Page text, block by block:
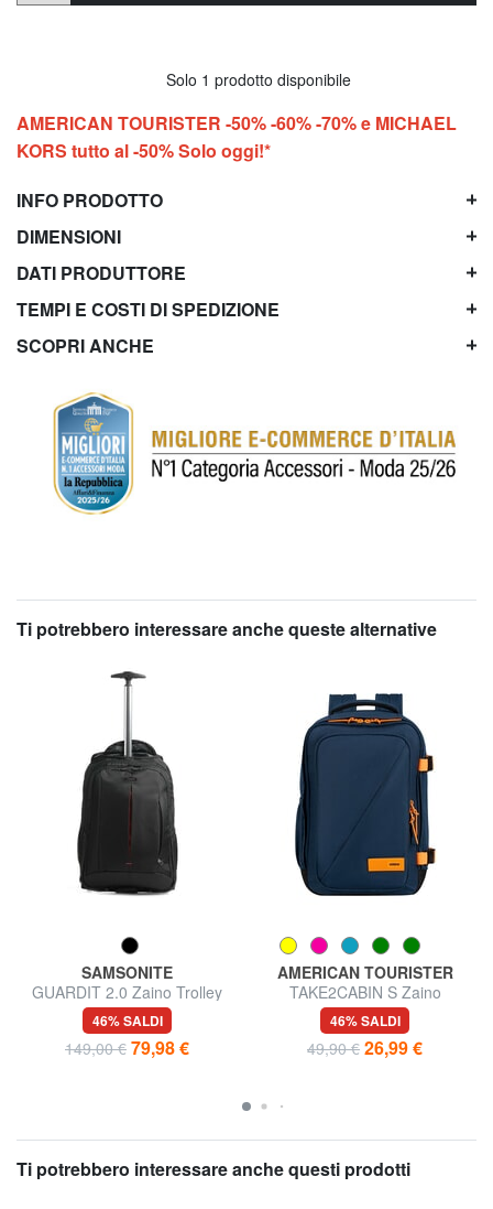
Solo 1 prodotto disponibile
AMERICAN TOURISTER -50% -60% -70% e MICHAEL
KORS tutto al -50% Solo oggi!*
INFO PRODOTTO
DIMENSIONI
DATI PRODUTTORE
TEMPI E COSTI DI SPEDIZIONE
SCOPRI ANCHE
Ti potrebbero interessare anche queste alternative
SAMSONITE
GUARDIT 2.0 Zaino Trolley
porta pc 15,6"
46% SALDI
149,00 € 79,98 €
AMERICAN TOURISTER
TAKE2CABIN S Zaino
underseater ok Ryanair
46% SALDI
49,90 € 26,99 €
Ti potrebbero interessare anche questi prodotti